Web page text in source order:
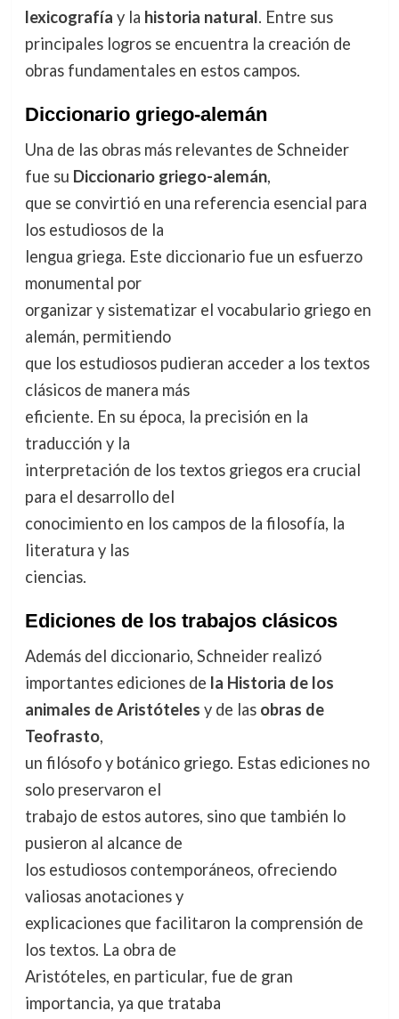
lexicografía y la historia natural. Entre sus
principales logros se encuentra la creación de
obras fundamentales en estos campos.
Diccionario griego-alemán
Una de las obras más relevantes de Schneider
fue su Diccionario griego-alemán,
que se convirtió en una referencia esencial para
los estudiosos de la
lengua griega. Este diccionario fue un esfuerzo
monumental por
organizar y sistematizar el vocabulario griego en
alemán, permitiendo
que los estudiosos pudieran acceder a los textos
clásicos de manera más
eficiente. En su época, la precisión en la
traducción y la
interpretación de los textos griegos era crucial
para el desarrollo del
conocimiento en los campos de la filosofía, la
literatura y las
ciencias.
Ediciones de los trabajos clásicos
Además del diccionario, Schneider realizó
importantes ediciones de la Historia de los
animales de Aristóteles y de las obras de
Teofrasto,
un filósofo y botánico griego. Estas ediciones no
solo preservaron el
trabajo de estos autores, sino que también lo
pusieron al alcance de
los estudiosos contemporáneos, ofreciendo
valiosas anotaciones y
explicaciones que facilitaron la comprensión de
los textos. La obra de
Aristóteles, en particular, fue de gran
importancia, ya que trataba